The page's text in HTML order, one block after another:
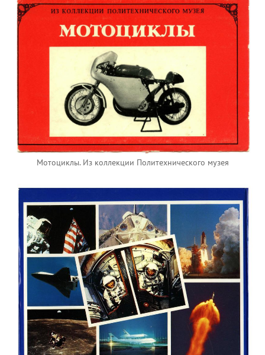
Мотоциклы. Из коллекции Политехнического музея